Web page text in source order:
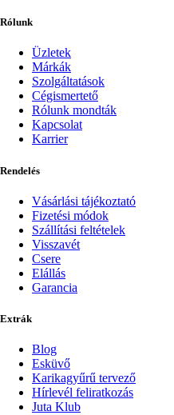
Rólunk
Üzletek
Márkák
Szolgáltatások
Cégismertető
Rólunk mondták
Kapcsolat
Karrier
Rendelés
Vásárlási tájékoztató
Fizetési módok
Szállítási feltételek
Visszavét
Csere
Elállás
Garancia
Extrák
Blog
Esküvő
Karikagyűrű tervező
Hírlevél feliratkozás
Juta Klub